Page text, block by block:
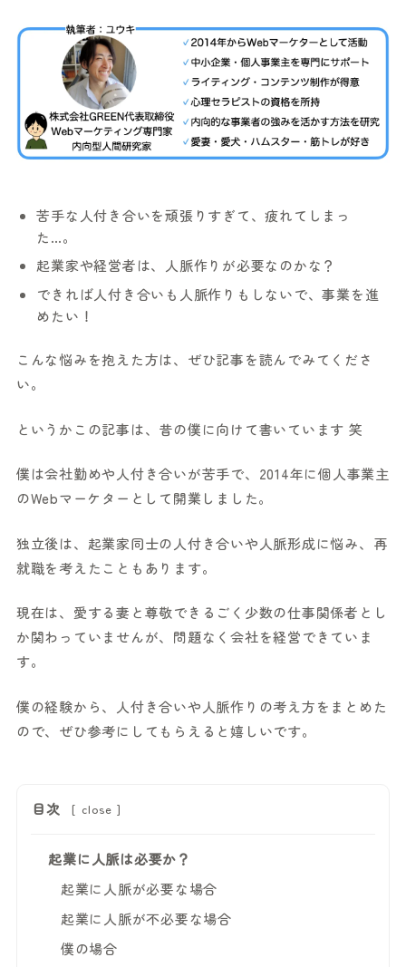
苦手な人付き合いを頑張りすぎて、疲れてしまっ
た…。
起業家や経営者は、人脈作りが必要なのかな？
できれば人付き合いも人脈作りもしないで、事業を進
めたい！
こんな悩みを抱えた方は、ぜひ記事を読んでみてくださ
い。
というかこの記事は、昔の僕に向けて書いています 笑
僕は会社勤めや人付き合いが苦手で、2014年に個人事業主
のWebマーケターとして開業しました。
独立後は、起業家同士の人付き合いや人脈形成に悩み、再
就職を考えたこともあります。
現在は、愛する妻と尊敬できるごく少数の仕事関係者とし
か関わっていませんが、問題なく会社を経営できていま
す。
僕の経験から、人付き合いや人脈作りの考え方をまとめた
ので、ぜひ参考にしてもらえると嬉しいです。
目次 [ close ]
起業に人脈は必要か？
起業に人脈が必要な場合
起業に人脈が不必要な場合
僕の場合